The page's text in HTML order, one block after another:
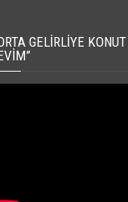
GELIRLIYE